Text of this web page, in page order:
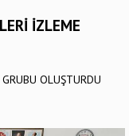
İZLEME
OLUŞTURDU